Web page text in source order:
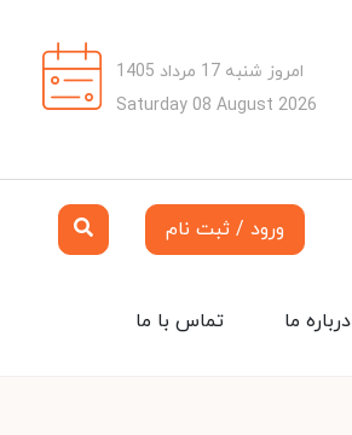
امروز شنبه 17 مرداد 1405
Saturday 08 August 2026
ورود / ثبت نام
تماس با ما درباره ما